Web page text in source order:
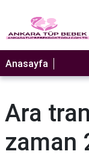
Anasayfa
Ara
zaman